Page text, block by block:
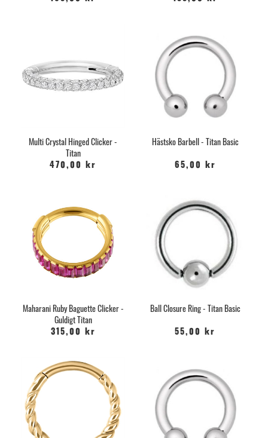
Multi Crystal Hinged Clicker -
Titan
470,00 kr
Hästsko Barbell - Titan Basic
65,00 kr
Maharani Ruby Baguette Clicker -
Guldigt Titan
315,00 kr
Ball Closure Ring - Titan Basic
55,00 kr